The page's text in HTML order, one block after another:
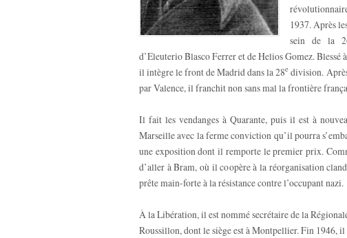
1937. Après
sein de la
d’Eleuterio Blasco Ferrer et de Helios Gomez.
il intègre le front de Madrid dans la 28e division.
par Valence, il franchit non sans mal la frontière
Il fait les vendanges à Quarante, puis il est à
Marseille avec la ferme conviction qu’il pourra
une exposition dont il remporte le premier prix.
d’aller à Bram, où il coopère à la réorganisation
prête main-forte à la résistance contre l’occupant nazi.
À la Libération, il est nommé secrétaire de la
Roussillon, dont le siège est à Montpellier. Fin 1946,